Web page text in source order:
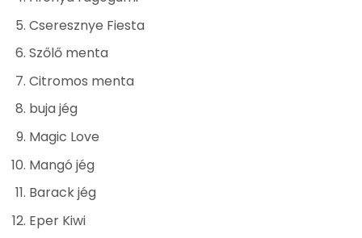
Cseresznye Fiesta
Szőlő menta
Citromos menta
buja jég
Magic Love
Mangó jég
Barack jég
Eper Kiwi